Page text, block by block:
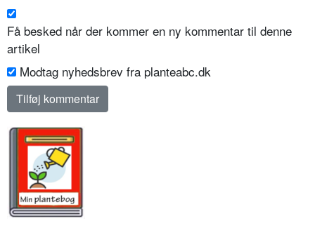
Få besked når der kommer en ny kommentar til denne
artikel
Modtag nyhedsbrev fra planteabc.dk